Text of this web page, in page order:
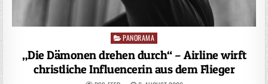
Posted
in
PANORAMA
„Die Dämonen drehen durch“ – Airline wirft
christliche Influencerin aus dem Flieger